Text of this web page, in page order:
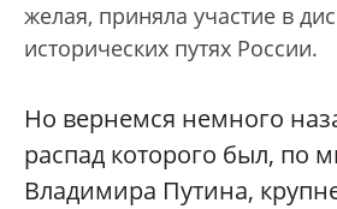
желая, приняла участие в
исторических путях России.
Но вернемся немного
распад которого был, по
Владимира Путина,